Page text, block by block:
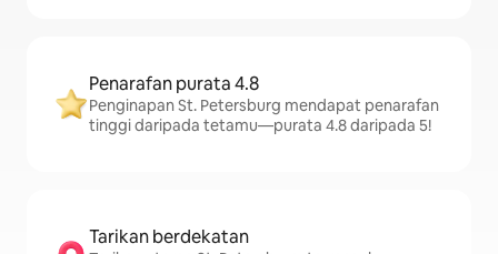
Penarafan purata 4.8
Penginapan St. Petersburg mendapat penarafan
tinggi daripada tetamu—purata 4.8 daripada 5!
Tarikan berdekatan